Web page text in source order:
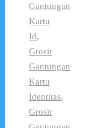
Gantungan
Kartu
Id,
Grosir
Gantungan
Kartu
Identitas,
Grosir